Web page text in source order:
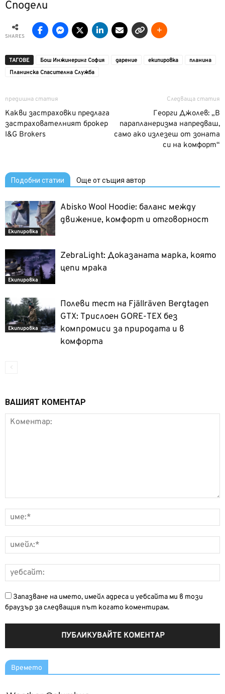
Сподели
SHARES
ТАГОВЕ Бош Инжинеринг София дарение екипировка
планина
Планинска Спасителна Служба
предишна статия
Kакви застраховки предлага
застрахователният брокер
I&G Brokers
Следваща статия
Георги Джолев: „В
парапланеризма напредваш,
само ако излезеш от зоната
си на комфорт“
Подобни статии Още от същия автор
Екипировка
Abisko Wool Hoodie: баланс между
движение, комфорт и отговорност
Екипировка
ZebraLight: Доказаната марка, която
цепи мрака
Екипировка
Полеви тест на Fjällräven Bergtagen
GTX: Трислоен GORE-TEX без
компромиси за природата и в
комфорта
ВАШИЯТ КОМЕНТАР
Запазване на името, имейл адреса и уебсайта ми в този
браузър за следващия път когато коментирам.
Времето